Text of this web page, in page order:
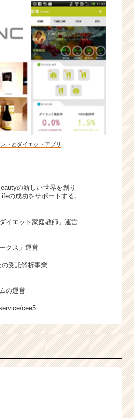
トとダイエットアプリ
の新しい世界を創り
の成功をサポートする。
イエット家庭教師」運営
クス」運営
受託解析事業
の運営
cee5